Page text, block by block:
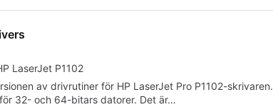
LaserJet P1102
av drivrutiner för HP LaserJet Pro P1102-skrivaren.
32- och 64-bitars datorer. Det är…